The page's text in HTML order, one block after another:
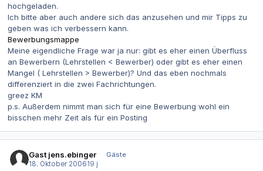
hochgeladen.
Ich bitte aber auch andere sich das anzusehen und mir Tipps zu
geben was ich verbessern kann.
Bewerbungsmappe
Meine eigendliche Frage war ja nur: gibt es eher einen Überfluss
an Bewerbern (Lehrstellen < Bewerber) oder gibt es eher einen
Mangel ( Lehrstellen > Bewerber)? Und das eben nochmals
differenziert in die zwei Fachrichtungen.
greez KM
p.s. Außerdem nimmt man sich für eine Bewerbung wohl ein
bisschen mehr Zeit als für ein Posting
Gast jens.ebinger
Gäste
18. Oktober 200619 j